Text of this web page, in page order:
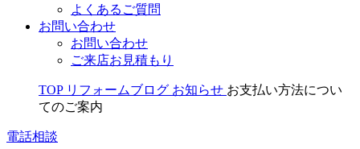
よくあるご質問
お問い合わせ
お問い合わせ
ご来店お見積もり
TOP リフォームブログ お知らせ お支払い方法につい
てのご案内
電話相談